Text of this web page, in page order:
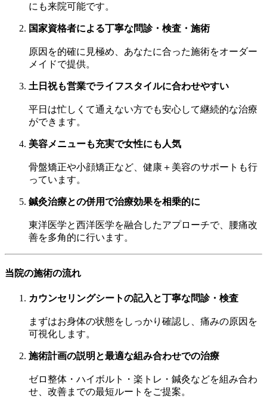
にも来院可能です。
国家資格者による丁寧な問診・検査・施術
原因を的確に見極め、あなたに合った施術をオーダー
メイドで提供。
土日祝も営業でライフスタイルに合わせやすい
平日は忙しくて通えない方でも安心して継続的な治療
ができます。
美容メニューも充実で女性にも人気
骨盤矯正や小顔矯正など、健康＋美容のサポートも行
っています。
鍼灸治療との併用で治療効果を相乗的に
東洋医学と西洋医学を融合したアプローチで、腰痛改
善を多角的に行います。
当院の施術の流れ
カウンセリングシートの記入と丁寧な問診・検査
まずはお身体の状態をしっかり確認し、痛みの原因を
可視化します。
施術計画の説明と最適な組み合わせでの治療
ゼロ整体・ハイボルト・楽トレ・鍼灸などを組み合わ
せ、改善までの最短ルートをご提案。